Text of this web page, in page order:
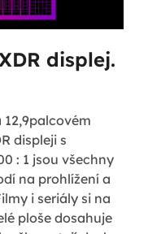
displej.
displeji s
: 1 jsou všechny
na prohlížení a
i seriály si na
ploše dosahuje